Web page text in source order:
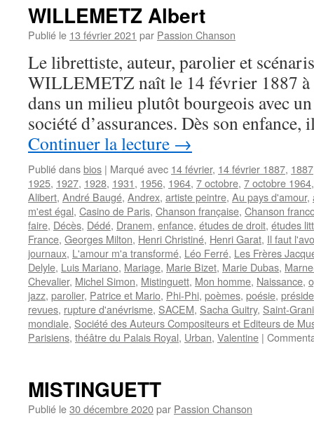
WILLEMETZ Albert
Publié le 13 février 2021 par Passion Chanson
Le librettiste, auteur, parolier et
WILLEMETZ naît le 14 février 1887
dans un milieu plutôt bourgeois avec
société d’assurances. Dès son
Continuer la lecture →
Publié dansbios | Marqué avec 14 février, 14 février 1887, 1887
1925, 1927, 1928, 1931, 1956, 1964, 7 octobre, 7 octobre 1964
Alibert, André Baugé, Andrex, artiste peintre, Au pays d'amour,
m'est égal, Casino de Paris, Chanson française, Chanson
faire, Décès, Dédé, Dranem, enfance, études de droit, études
France, Georges Milton, Henri Christiné, Henri Garat, Il faut
journaux, L'amour m'a transformé, Léo Ferré, Les Frères
Delyle, Luis Mariano, Mariage, Marie Bizet, Marie Dubas,
Chevalier, Michel Simon, Mistinguett, Mon homme, Naissance,
jazz, parolier, Patrice et Mario, Phi-Phi, poèmes, poésie,
revues, rupture d'anévrisme, SACEM, Sacha Guitry, Saint-
mondiale, Société des Auteurs Compositeurs et Editeurs de
Parisiens, théâtre du Palais Royal, Urban, Valentine |
MISTINGUETT
Publié le30 décembre 2020par Passion Chanson